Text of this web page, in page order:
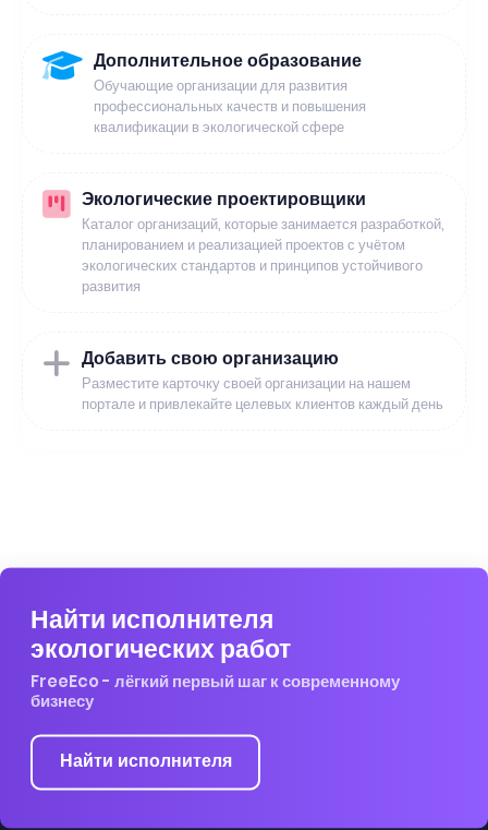
Дополнительное образование
Обучающие организации для развития
профессиональных качеств и повышения
квалификации в экологической сфере
Экологические проектировщики
Каталог организаций, которые занимается разработкой,
планированием и реализацией проектов с учётом
экологических стандартов и принципов устойчивого
развития
Добавить свою организацию
Разместите карточку своей организации на нашем
портале и привлекайте целевых клиентов каждый день
Найти исполнителя
экологических работ
FreeEco - лёгкий первый шаг к современному
бизнесу
Найти исполнителя